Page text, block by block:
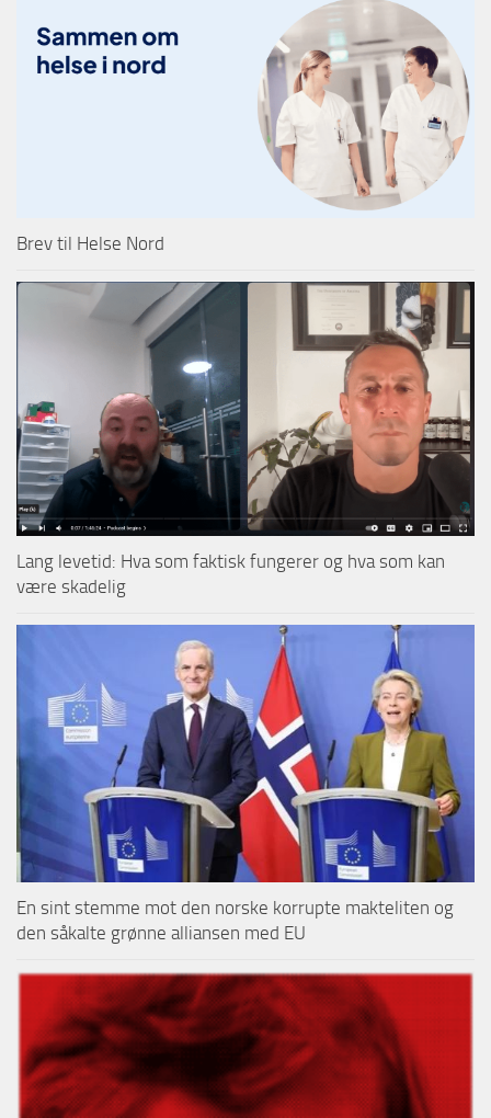
Brev til Helse Nord
Lang levetid: Hva som faktisk fungerer og hva som kan
være skadelig
En sint stemme mot den norske korrupte makteliten og
den såkalte grønne alliansen med EU